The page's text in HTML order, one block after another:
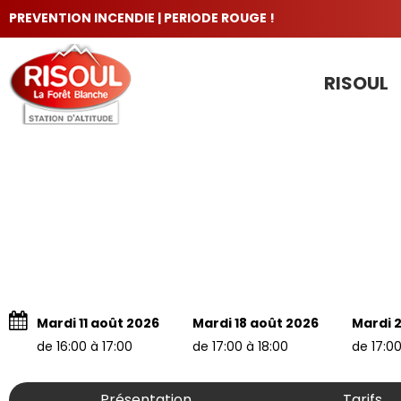
PREVENTION INCENDIE | PERIODE ROUGE !
RISOUL
Mardi 11 août 2026
de 16:00 à 17:00
Mardi 18 août 2026
de 17:00 à 18:00
Mardi
de